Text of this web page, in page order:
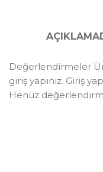
AÇIKLAMA
Değerlendirmeler
giriş yapınız. Giriş
Henüz